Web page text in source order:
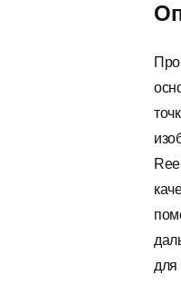
для